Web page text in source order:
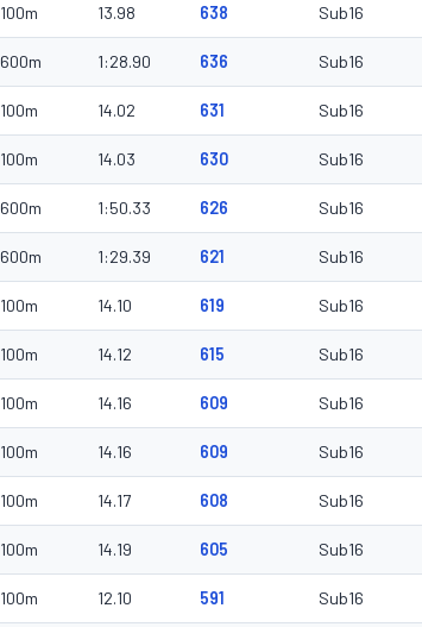
100m 13.98 638 Sub16
600m 1:28.90 636 Sub16
100m 14.02 631 Sub16
100m 14.03 630 Sub16
600m 1:50.33 626 Sub16
600m 1:29.39 621 Sub16
100m 14.10 619 Sub16
100m 14.12 615 Sub16
100m 14.16 609 Sub16
100m 14.16 609 Sub16
100m 14.17 608 Sub16
100m 14.19 605 Sub16
100m 12.10 591 Sub16